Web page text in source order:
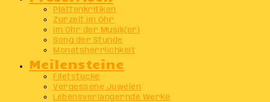
Plattenkritiken
Zurzeit im Ohr
Im Ohr der Musik(er)
Song der Stunde
Monatsherrlichkeit
Meilensteine
Filetstücke
Vergessene Juwelen
Lebensverlängernde Werke